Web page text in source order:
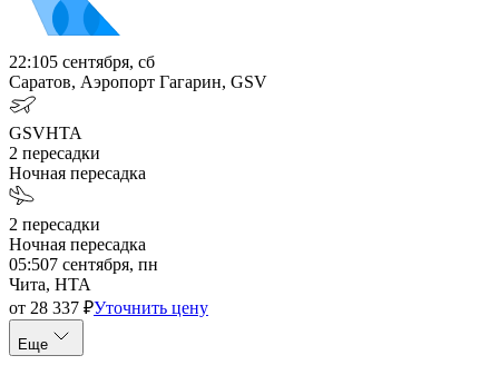
22:105 сентября, сб
Саратов, Аэропорт Гагарин, GSV
GSVHTA
2 пересадки
Ночная пересадка
2 пересадки
Ночная пересадка
05:507 сентября, пн
Чита, HTA
от 28 337 ₽Уточнить цену
Еще